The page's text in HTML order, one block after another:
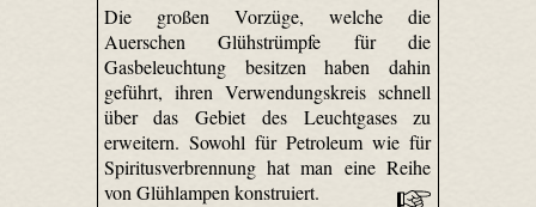
Die großen Vorzüge, welche die
Auerschen Glühstrümpfe für die
Gasbeleuchtung besitzen haben dahin
geführt, ihren Verwendungskreis schnell
über das Gebiet des Leuchtgases zu
erweitern. Sowohl für Petroleum wie für
Spiritusverbrennung hat man eine Reihe
von Glühlampen konstruiert.